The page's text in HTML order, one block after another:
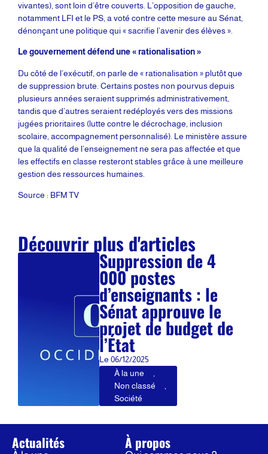
vivantes), sont loin d’être couverts. L’opposition de gauche,
notamment LFI et le PS, a voté contre cette mesure au Sénat,
dénonçant une politique qui « sacrifie l’avenir des élèves ».
Le gouvernement défend une « rationalisation »
Du côté de l’exécutif, on parle de « rationalisation » plutôt que
de suppression brute. Certains postes non pourvus depuis
plusieurs années seraient supprimés administrativement,
tandis que d’autres seraient redéployés vers des missions
jugées prioritaires (lutte contre le décrochage, inclusion
scolaire, accompagnement personnalisé). Le ministère assure
que la qualité de l’enseignement ne sera pas affectée et que
les effectifs en classe resteront stables grâce à une meilleure
gestion des ressources humaines.
Source : BFM TV
Découvrir plus d'articles
Suppression de 4
000 postes
d’enseignants : le
Sénat approuve le
projet de budget de
l’État
Le 06/12/2025
À la une
Non classé
Société
Actualités À propos